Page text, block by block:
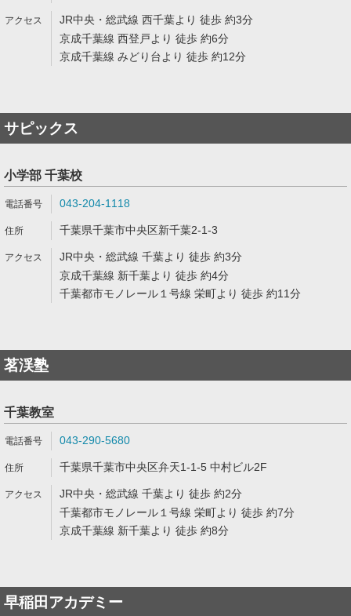
JR中央・総武線 西千葉より 徒歩 約3分
京成千葉線 西登戸より 徒歩 約6分
京成千葉線 みどり台より 徒歩 約12分
サピックス
小学部 千葉校
043-204-1118
千葉県千葉市中央区新千葉2-1-3
JR中央・総武線 千葉より 徒歩 約3分
京成千葉線 新千葉より 徒歩 約4分
千葉都市モノレール１号線 栄町より 徒歩 約11分
茗渓塾
千葉教室
043-290-5680
千葉県千葉市中央区弁天1-1-5 中村ビル2F
JR中央・総武線 千葉より 徒歩 約2分
千葉都市モノレール１号線 栄町より 徒歩 約7分
京成千葉線 新千葉より 徒歩 約8分
早稲田アカデミー